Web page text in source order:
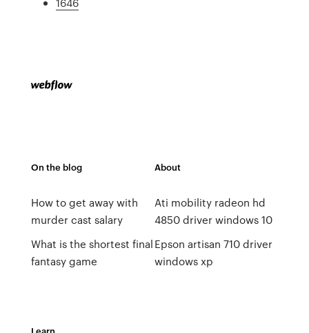
On the blog
How to get away with
murder cast salary
What is the shortest final
fantasy game
About
Ati mobility radeon hd
4850 driver windows 10
Epson artisan 710 driver
windows xp
Learn